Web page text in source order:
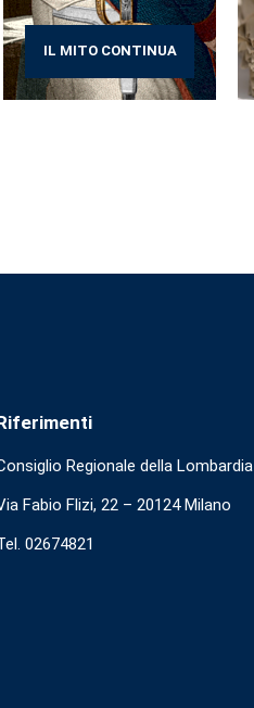
IL MITO CONTINUA
Regionale della Lombardia
Fabio Flizi, 22 – 20124 Milano
02674821